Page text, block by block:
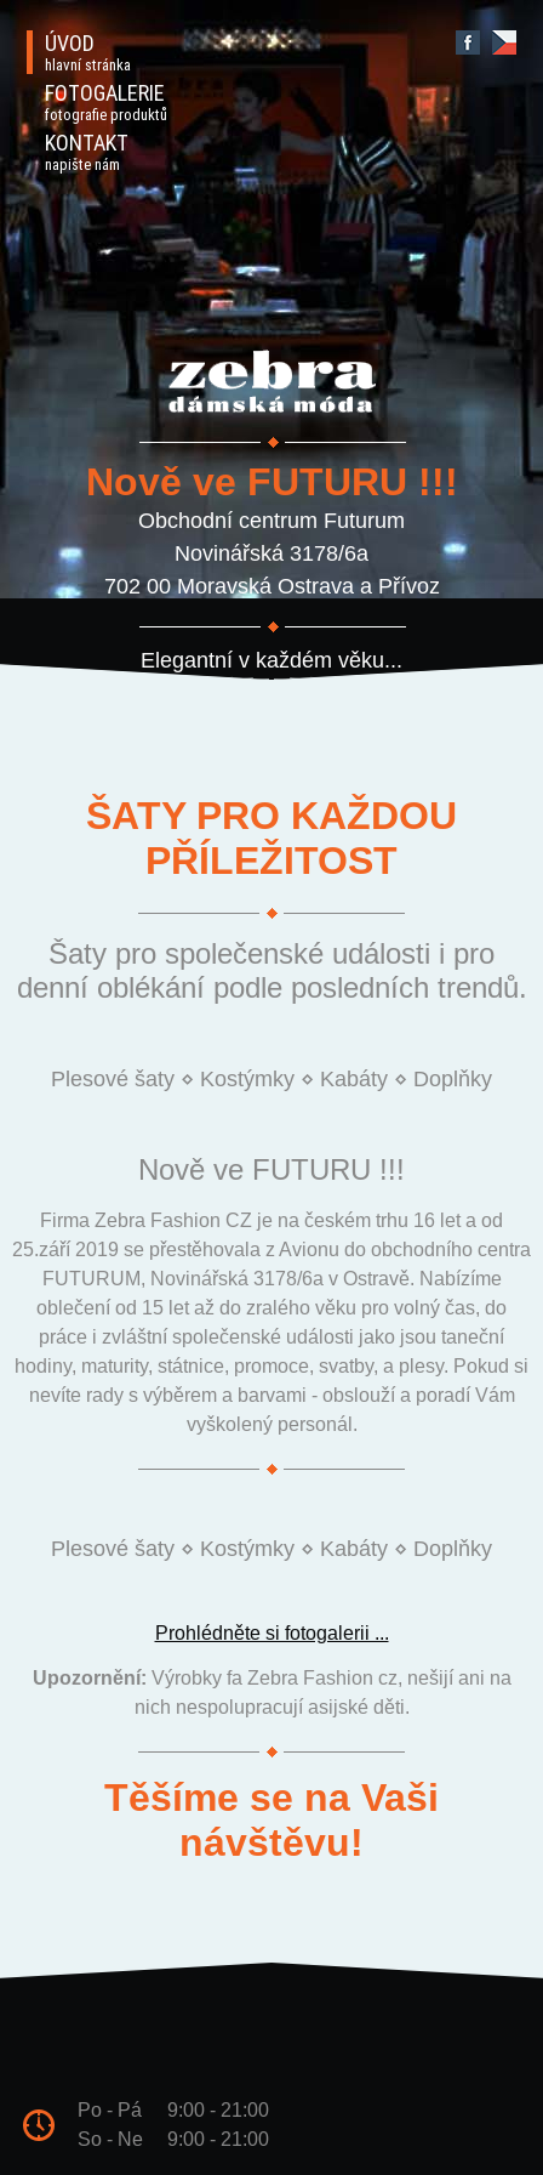
ÚVOD
hlavní stránka
FOTOGALERIE
fotografie produktů
KONTAKT
napište nám
Nově ve FUTURU !!!
Obchodní centrum Futurum
Novinářská 3178/6a
702 00 Moravská Ostrava a Přívoz
Elegantní v každém věku...
ŠATY PRO KAŽDOU
PŘÍLEŽITOST
Šaty pro společenské události i pro
denní oblékání podle posledních trendů.
Nově ve FUTURU !!!
Firma Zebra Fashion CZ je na českém trhu 16 let a od
25.září 2019 se přestěhovala z Avionu do obchodního centra
FUTURUM, Novinářská 3178/6a v Ostravě. Nabízíme
oblečení od 15 let až do zralého věku pro volný čas, do
práce i zvláštní společenské události jako jsou taneční
hodiny, maturity, státnice, promoce, svatby, a plesy. Pokud si
nevíte rady s výběrem a barvami - obslouží a poradí Vám
vyškolený personál.
Prohlédněte si fotogalerii ...
Upozornění: Výrobky fa Zebra Fashion cz, nešijí ani na
nich nespolupracují asijské děti.
Těšíme se na Vaši
návštěvu!
Po - Pá
9:00 - 21:00
So - Ne
9:00 - 21:00